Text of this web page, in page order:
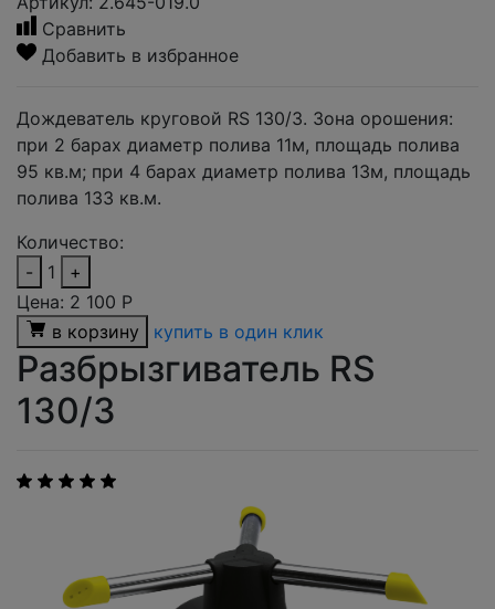
Сравнить
Добавить в избранное
Дождеватель круговой RS 130/3. Зона орошения:
при 2 барах диаметр полива 11м, площадь полива
95 кв.м; при 4 барах диаметр полива 13м, площадь
полива 133 кв.м.
Количество:
-
1
+
Цена: 2 100 Р
в корзину
купить в один клик
Разбрызгиватель RS
130/3